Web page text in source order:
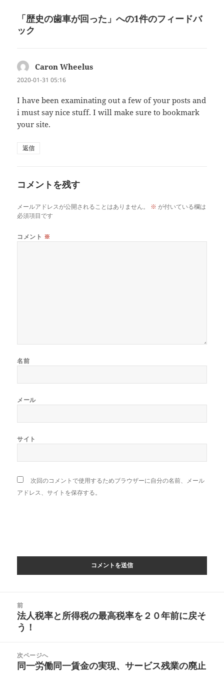
ー
「歴史の歯車が回った」への1件のフィードバ
ック
Caron Wheelus
2020-01-31 05:16
I have been examinating out a few of your posts and
i must say nice stuff. I will make sure to bookmark
your site.
返信
コメントを残す
メールアドレスが公開されることはありません。 ※ が付いている欄は
必須項目です
コメント ※
名前
メール
サイト
次回のコメントで使用するためブラウザーに自分の名前、メール
アドレス、サイトを保存する。
前
前
の
稿:
法人税率と所得税の最高税率を２０年前に戻そ
う！
次ページへ
次
同一労働同一賃金の実現、サービス残業の廃止